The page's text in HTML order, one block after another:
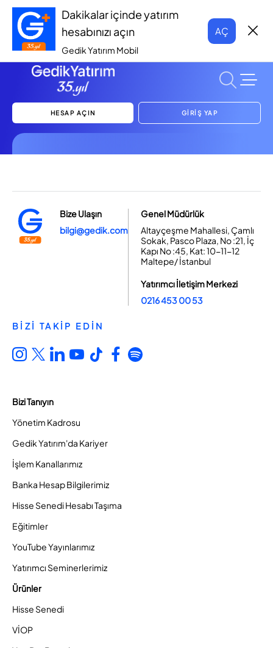
Dakikalar içinde yatırım
hesabınızı açın
Gedik Yatırım Mobil
AÇ
HESAP AÇIN GİRİŞ YAP
Bize Ulaşın
bilgi@gedik.com
Genel Müdürlük
Altayçeşme Mahallesi, Çamlı
Sokak, Pasco Plaza, No :21, İç
Kapı No :45, Kat: 10-11-12
Maltepe/ İstanbul
Yatırımcı İletişim Merkezi
0216 453 00 53
BİZİ TAKİP EDİN
Bizi Tanıyın
Yönetim Kadrosu
Gedik Yatırım'da Kariyer
İşlem Kanallarımız
Banka Hesap Bilgilerimiz
Hisse Senedi Hesabı Taşıma
Eğitimler
YouTube Yayınlarımız
Yatırımcı Seminerlerimiz
Ürünler
Hisse Senedi
VİOP